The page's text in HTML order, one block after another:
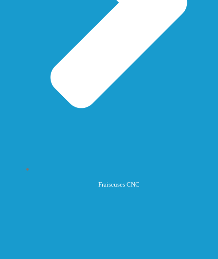
Fraiseuses CNC